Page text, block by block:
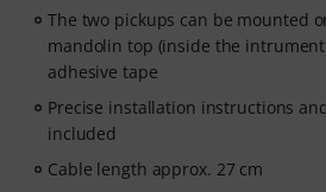
The two pickups can be mounted
mandolin top (inside the
adhesive tape
Precise installation instructions
included
Cable length approx. 27 cm